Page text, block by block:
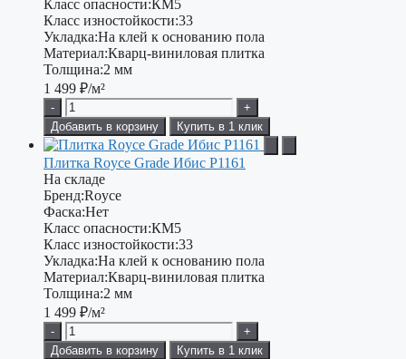
Класс опасности: КМ5
Класс изностойкости:33
Укладка:На клей к основанию пола
Материал:Кварц-виниловая плитка
Толщина:2 мм
1 499 ₽/м²
-
+
Добавить в корзину
Купить в 1 клик
Плитка Royce Grade Ибис P1161
На складе
Бренд:Royce
Фаска:Нет
Класс опасности:КМ5
Класс изностойкости:33
Укладка:На клей к основанию пола
Материал:Кварц-виниловая плитка
Толщина:2 мм
1 499 ₽/м²
-
+
Добавить в корзину
Купить в 1 клик